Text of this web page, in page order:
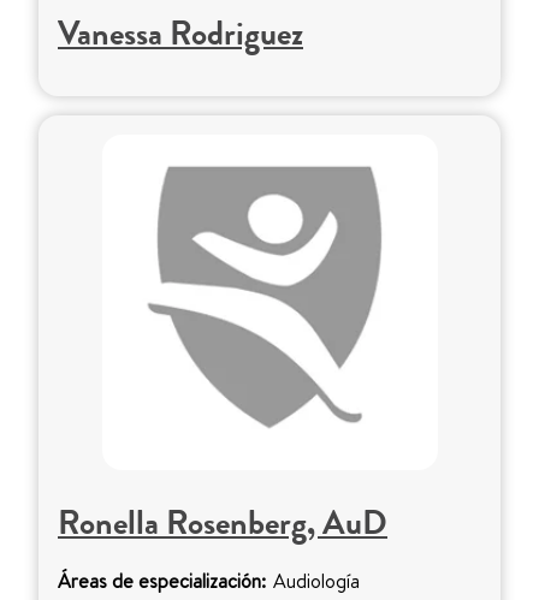
Vanessa Rodriguez
Ronella Rosenberg, AuD
Áreas de especialización: Audiología